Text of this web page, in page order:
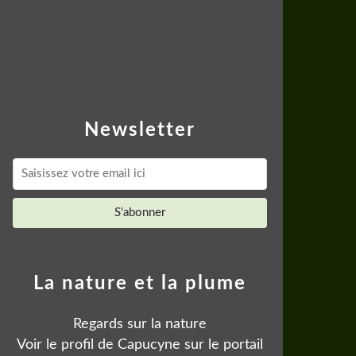
Newsletter
La nature et la plume
Regards sur la nature
Voir le profil de Capucyne sur le portail